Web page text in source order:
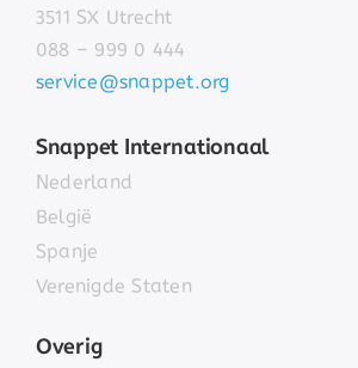
3511 SX Utrecht
088 – 999 0 444
service@snappet.org
Snappet Internationaal
Nederland
België
Spanje
Verenigde Staten
Overig